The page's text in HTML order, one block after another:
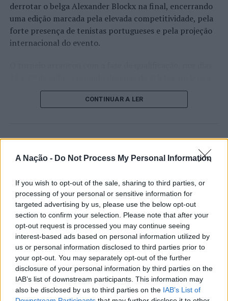
A Nação - Do Not Process My Personal Information
If you wish to opt-out of the sale, sharing to third parties, or
processing of your personal or sensitive information for
targeted advertising by us, please use the below opt-out
section to confirm your selection. Please note that after your
opt-out request is processed you may continue seeing
interest-based ads based on personal information utilized by
us or personal information disclosed to third parties prior to
your opt-out. You may separately opt-out of the further
disclosure of your personal information by third parties on the
IAB’s list of downstream participants. This information may
also be disclosed by us to third parties on the IAB’s List of
. 02 Autos de Contraordenação graves por
estacionamento indevido em travessia de peões;
. 01 Auto de Contraordenação grave e 02 Autos de
Sinistralidade Rodoviária
. Dez acidentes de viação na cidade de Castelo Branco,
materiais;
. Quatro acidentes de viação na cidade da Covilhã, dos
quais resultaram apenas danos materiais.
Detido por condução sob o efeito do álcool.
Foto: DR.
TÓPICOS RELACIONADOS: CASTELO BRANCO
COVILHÃ
CRIMINALIDADE
DESTAQUE
PSP
derrotar o belga Alexander Blockx na final, encerrando
uma edição marcada pela elevada competitividade, pela
forte presença de tenistas portugueses e pela projeção
internacional do evento.
de um lugar no quadro principal. A cerimónia de
abertura contou com a presença do presidente da
início de uma competição que voltou a colocar o
ténis.
Apesar das desistências de última hora de jogadores
como Casper Ruud (Noruega), Alejandro Davidovich
Fokina (Espanha) e Matteo Arnaldi (Itália), a prova
apresentou um quadro competitivo de elevado nível,
liderado pelo russo Andrey Rublev, primeiro cabeça de
série, pelo italiano Luciano Darderi, pelo chileno
Alejandro Tabilo e pelo belga Alexander Blockx.
Um dos momentos mais aguardados da semana foi
também o regresso do suíço Stan Wawrinka ao Estoril,
integrado na digressão de despedida do antigo vencedor
CONTINUAR A LER
Castelo Branco: “Bienal
Internacional de Artes e Ofícios”
promete afirmar artesanato,
património e inovação como
“motores de desenvolvimento
económico e cultural” do município
português
Publicado 17 horas atrás on 07/08/2026
Por
Ígor Lopes